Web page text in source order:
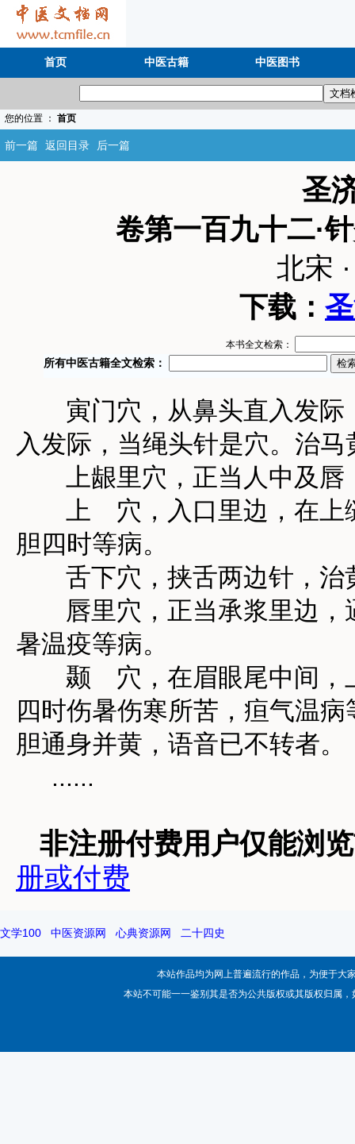
首页 中医古籍 中医图书
您的位置 ： 首页
前一篇 返回目录 后一篇
圣
卷第一百九十二·
北宋
下载：
本书全文检索：
寅门穴，从鼻头直入发际
入发际，当绳头针是穴。治
上龈里穴，正当人中及唇
上 穴，入口里边，在上
胆四时等病。
舌下穴，挟舌两边针，治
唇里穴，正当承浆里边，
暑温疫等病。
颞 穴，在眉眼尾中间，上
四时伤暑伤寒所苦，疸气温
胆通身并黄，语音已不转者。
......
非注册付费用户仅能浏
册或付费
文学100 中医资源网 心典资源网 二十四史
本站作品均为网上普遍流行的作品，为便于大
本站不可能一一鉴别其是否为公共版权或其版权归属